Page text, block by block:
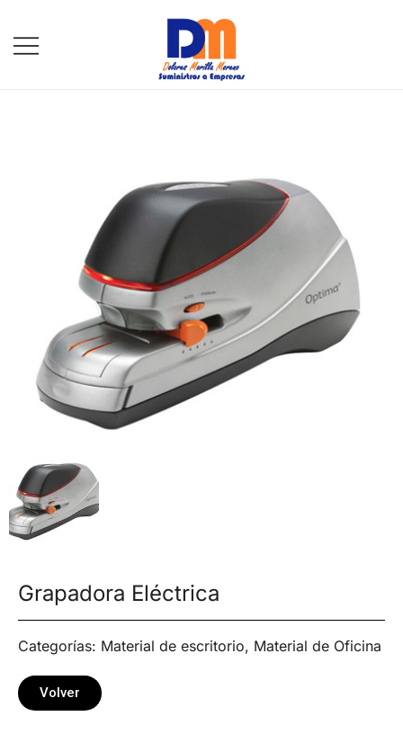
Grapadora Eléctrica
Categorías: Material de escritorio, Material de Oficina
Volver